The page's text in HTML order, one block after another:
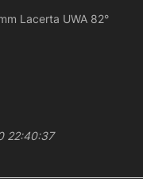
Lacerta UWA 82°
22:40:37